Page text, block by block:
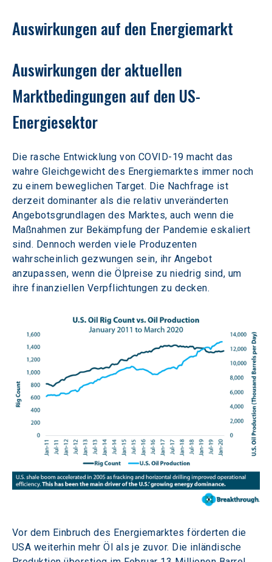
Auswirkungen auf den Energiemarkt
Auswirkungen der aktuellen
Marktbedingungen auf den US-
Energiesektor
Die rasche Entwicklung von COVID-19 macht das
wahre Gleichgewicht des Energiemarktes immer noch
zu einem beweglichen Target. Die Nachfrage ist
derzeit dominanter als die relativ unveränderten
Angebotsgrundlagen des Marktes, auch wenn die
Maßnahmen zur Bekämpfung der Pandemie eskaliert
sind. Dennoch werden viele Produzenten
wahrscheinlich gezwungen sein, ihr Angebot
anzupassen, wenn die Ölpreise zu niedrig sind, um
ihre finanziellen Verpflichtungen zu decken.
Vor dem Einbruch des Energiemarktes förderten die
USA weiterhin mehr Öl als je zuvor. Die inländische